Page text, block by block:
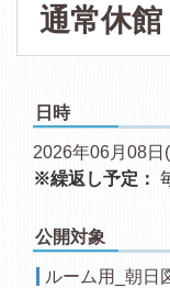
通常休館
日時
2026年06月08日
※繰返し予定：
公開対象
ルーム用_朝日